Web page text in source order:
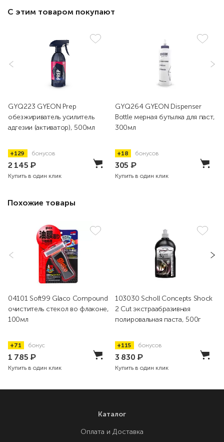
С этим товаром покупают
GYQ223 GYEON Prep
обезжириватель усилитель
адгезии (активатор), 500мл
+129 бонусов
2 145₽
Купить в один клик
GYQ264 GYEON Dispenser
Bottle мерная бутылка для паст,
300мл
+18 бонусов
305 ₽
Купить в один клик
Похожие товары
04101 Soft99 Glaco Compound
очиститель стекол во флаконе,
100мл
+71 бонус
1 785₽
Купить в один клик
103030 Scholl Concepts Shock
2 Cut экстраабразивная
полировальная паста, 500г
+115 бонусов
3 830₽
Купить в один клик
Каталог
Оплата и Доставка